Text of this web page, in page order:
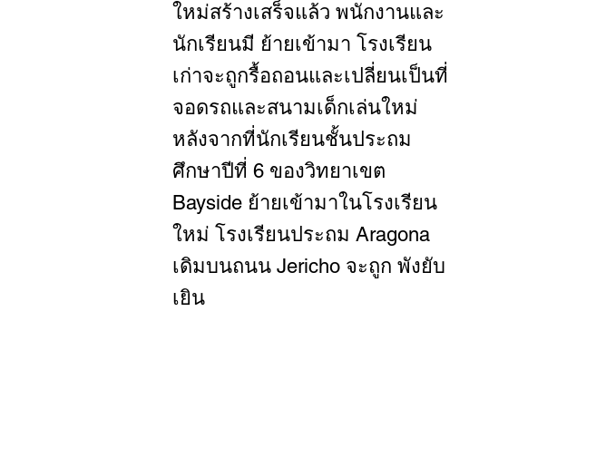
ใหม่สร้างเสร็จแล้ว พนักงานและ
นักเรียนมี ย้ายเข้ามา โรงเรียน
เก่าจะถูกรื้อถอนและเปลี่ยนเป็นที่
จอดรถและสนามเด็กเล่นใหม่
หลังจากที่นักเรียนชั้นประถม
ศึกษาปีที่ 6 ของวิทยาเขต
Bayside ย้ายเข้ามาในโรงเรียน
ใหม่ โรงเรียนประถม Aragona
เดิมบนถนน Jericho จะถูก พังยับ
เยิน